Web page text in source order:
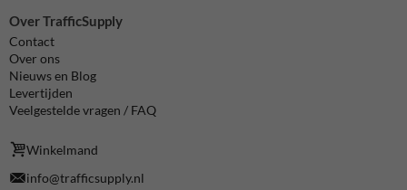
Over TrafficSupply
Contact
Over ons
Nieuws en Blog
Levertijden
Veelgestelde vragen / FAQ
Winkelmand
info@trafficsupply.nl